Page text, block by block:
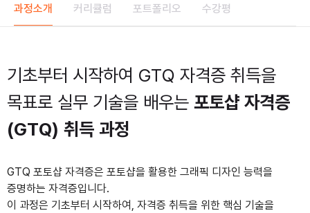
과정소개 커리큘럼 포트폴리오 수강평
기초부터 시작하여 GTQ 자격증 취득을
목표로 실무 기술을 배우는포토샵 자격증
(GTQ) 취득 과정
GTQ 포토샵 자격증은 포토샵을 활용한 그래픽 디자인 능력을
증명하는 자격증입니다.
이 과정은 기초부터 시작하여, 자격증 취득을 위한 핵심 기술을